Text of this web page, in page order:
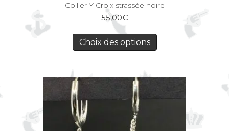
Collier Y Croix strassée noire
55,00€
Choix des options